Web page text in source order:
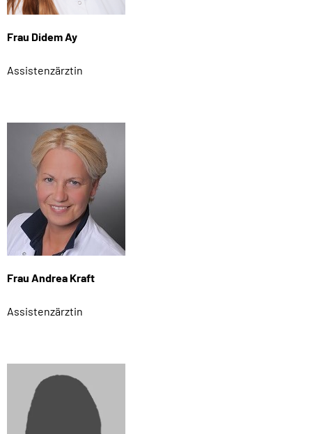
Frau Didem Ay
Assistenzärztin
Frau Andrea Kraft
Assistenzärztin